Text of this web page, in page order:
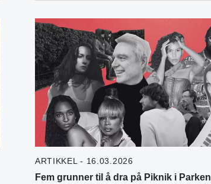
ARTIKKEL - 16.03.2026
Fem grunner til å dra på Piknik i Parken